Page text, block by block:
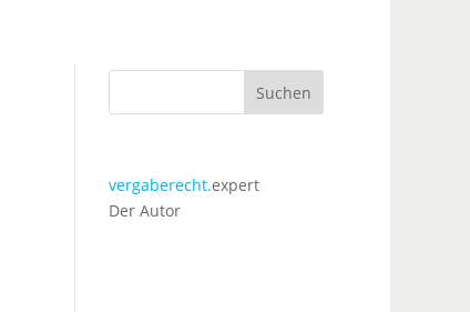
Suchen
vergaberecht.expert
Der Autor